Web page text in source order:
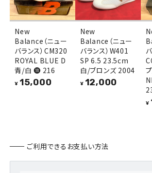
New
Balance（ニュー
バランス）CM320
ROYAL BLUE D
青/白 ⓫ 216
¥ 15,000
New
Balance（ニュー
バランス）W401
SP 6.5 23.5cm
白/ブロンズ 2004
¥ 12,000
¥
ご利用できるお支払い方法